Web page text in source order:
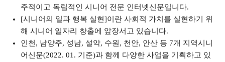
주적이고 독립적인 시니어 전문 인터넷신문입니다.
[시니어의 일과 행복 실현]이란 사회적 가치를 실현하기 위
해 시니어 일자리 창출에 앞장서고 있습니다.
인천, 남양주, 성남, 설악, 수원, 천안, 안산 등 7개 지역시니
어신문(2022. 01. 기준)과 함께 다양한 사업을 기획하고 있